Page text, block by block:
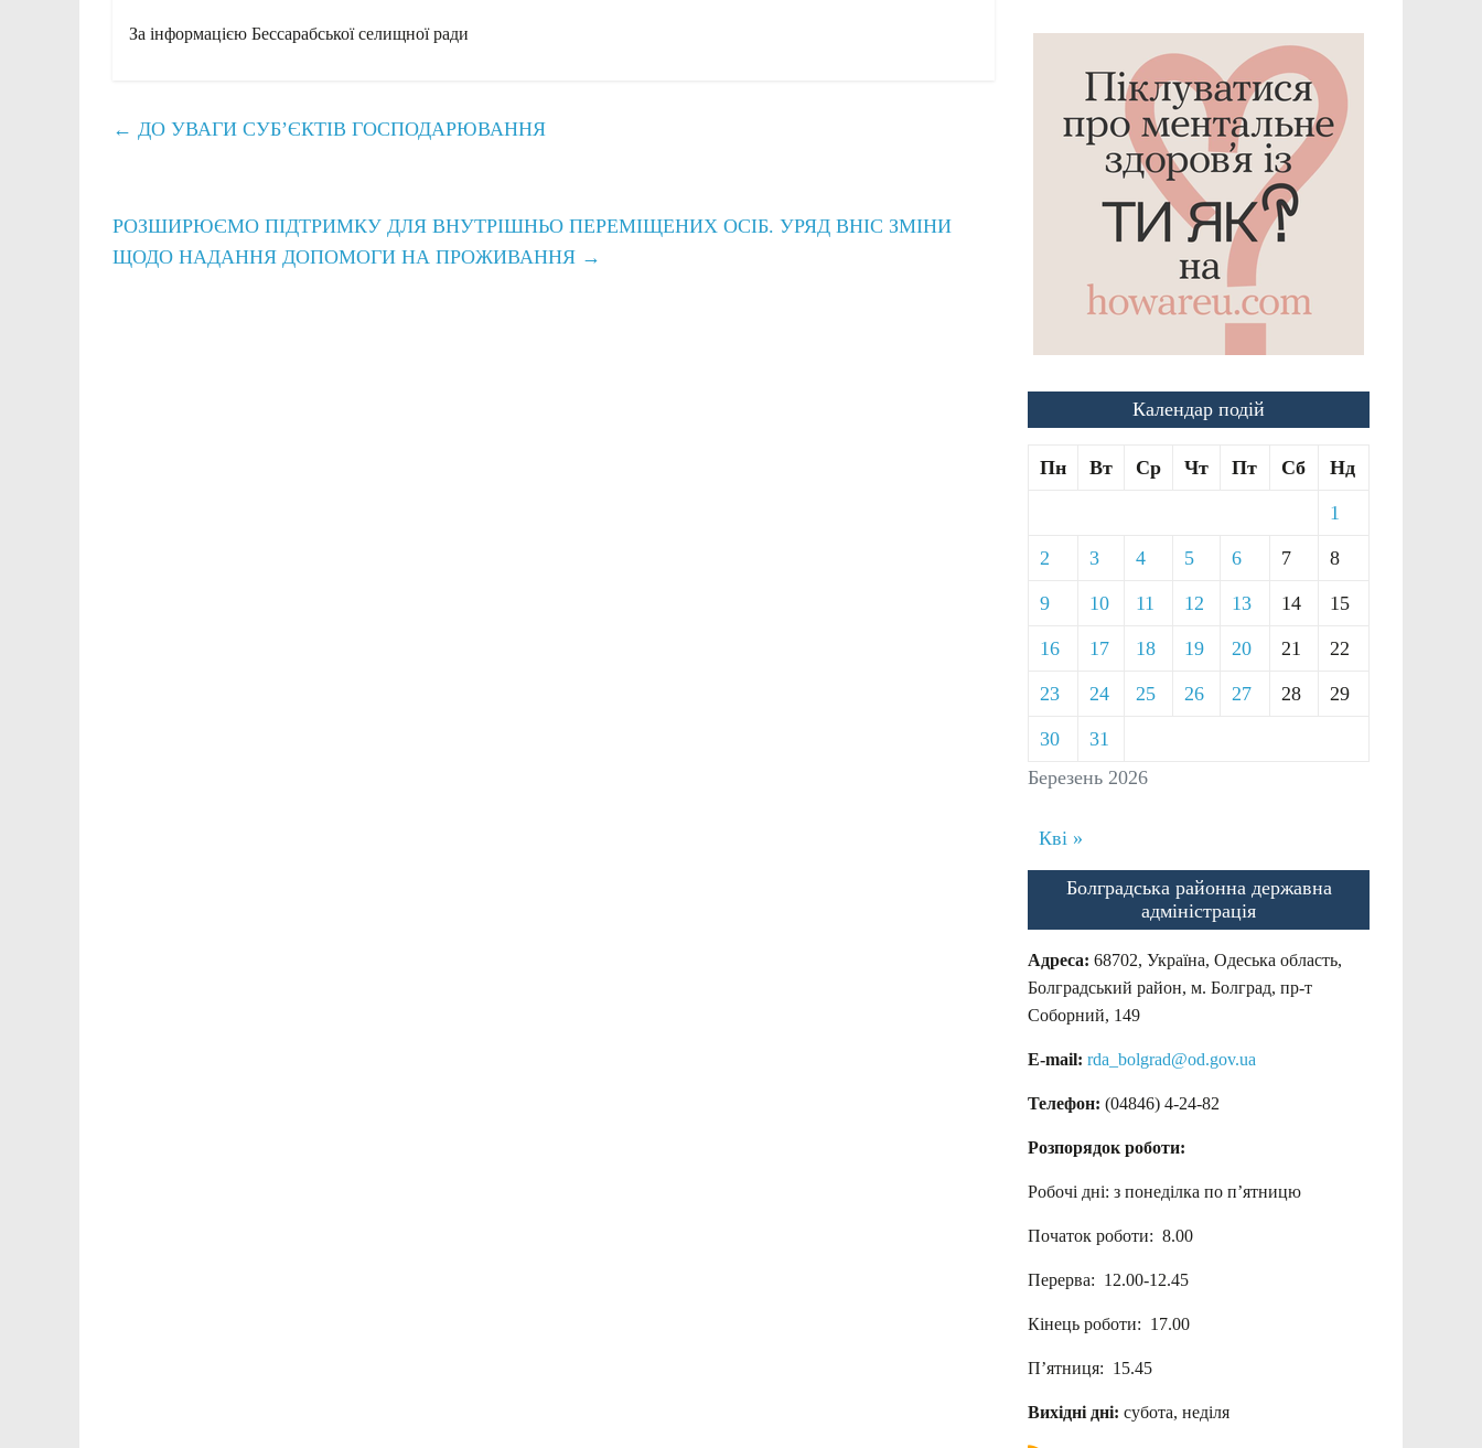
За інформацією Бессарабської селищної ради
← ДО УВАГИ СУБ’ЄКТІВ ГОСПОДАРЮВАННЯ
РОЗШИРЮЄМО ПІДТРИМКУ ДЛЯ ВНУТРІШНЬО ПЕРЕМІЩЕНИХ ОСІБ. УРЯД ВНІС ЗМІНИ
ЩОДО НАДАННЯ ДОПОМОГИ НА ПРОЖИВАННЯ →
Календар подій
Березень 2026
Пн Вт Ср Чт Пт Сб Нд
1
2 3 4 5 6 7 8
9 10 11 12 13 14 15
16 17 18 19 20 21 22
23 24 25 26 27 28 29
30 31
Кві »
Болградська районна державна
адміністрація
Адреса: 68702, Україна, Одеська область,
Болградський район, м. Болград, пр-т
Соборний, 149
E-mail: rda_bolgrad@od.gov.ua
Телефон: (04846) 4-24-82
Розпорядок роботи:
Робочі дні: з понеділка по п’ятницю
Початок роботи: 8.00
Перерва: 12.00-12.45
Кінець роботи: 17.00
П’ятниця: 15.45
Вихідні дні: субота, неділя